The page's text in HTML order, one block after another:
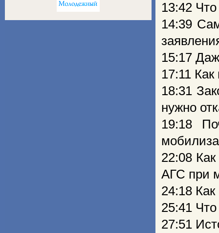
13:42
14:39
15:17
17:11
18:31
нужно
19:18
22:08
АГС при
24:18
25:41
27:51